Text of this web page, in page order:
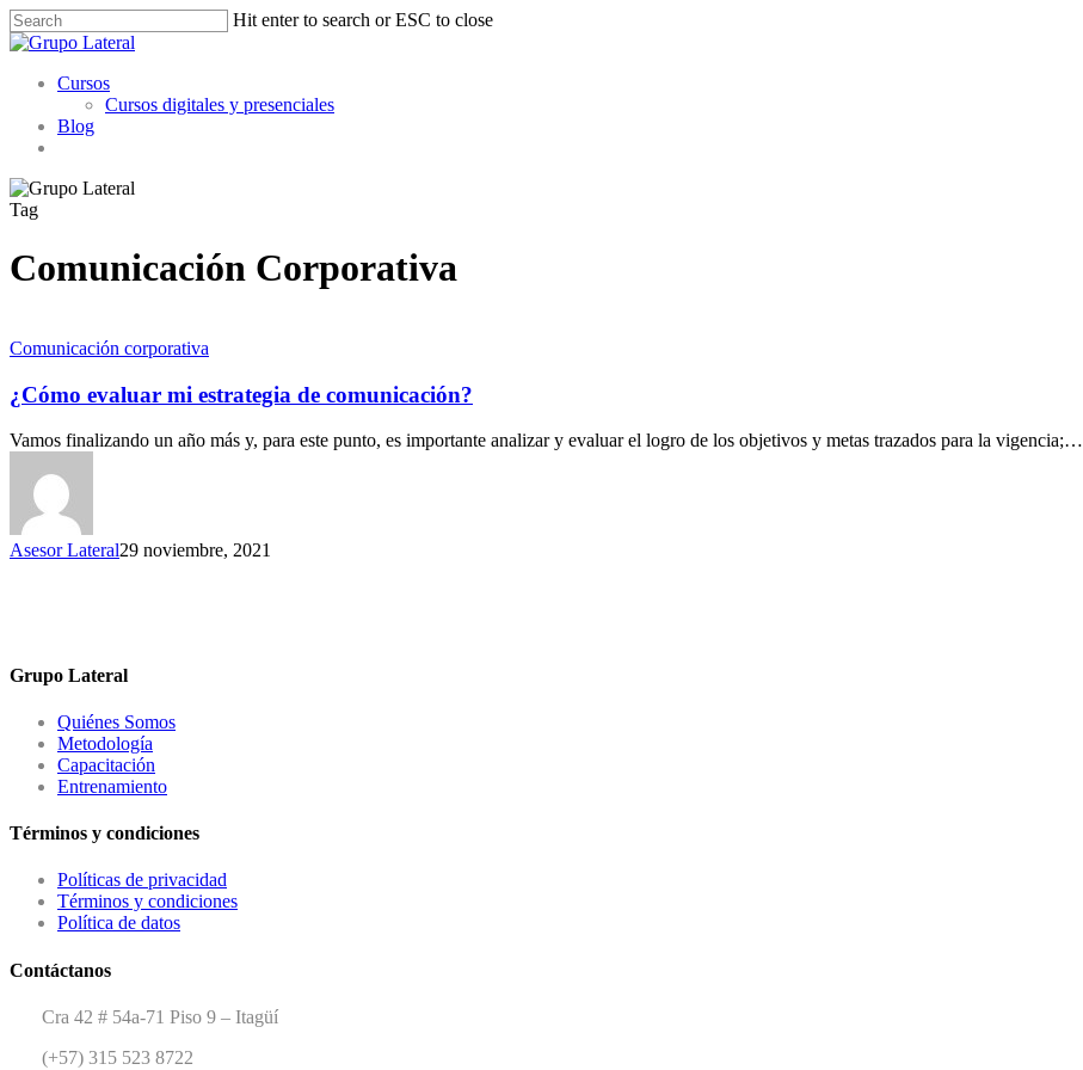
Skip
to
content
Hit enter to search or ESC to close
Close
Menu
Cursos
Cursos digitales y presenciales
Blog
Tag
Comunicación Corporativa
Comunicación corporativa
¿Cómo evaluar mi estrategia de comunicación?
Vamos finalizando un año más y, para este punto, es importante analizar y evaluar el logro de los objetivos y metas trazados para la vigencia;…
Asesor Lateral29 noviembre, 2021
Grupo Lateral
Quiénes Somos
Metodología
Capacitación
Entrenamiento
Términos y condiciones
Políticas de privacidad
Términos y condiciones
Política de datos
Contáctanos
Cra 42 # 54a-71 Piso 9 – Itagüí
(+57) 315 523 8722